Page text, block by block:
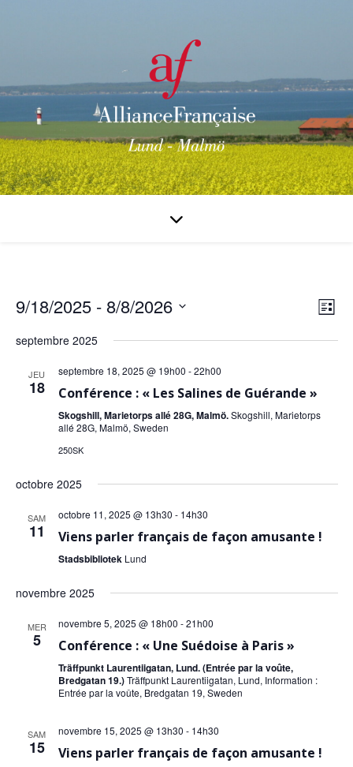
de
Liste
9/18/2025 - 8/8/2026
une
septembre 2025
JEU
18
septembre 18, 2025 @ 19h00 -22h00
Conférence : « Les Salines de Guérande »
Skogshill, Marietorps allé 28G, Malmö.Skogshill, Marietorps
allé 28G, Malmö, Sweden
250SK
octobre 2025
SAM
11
octobre 11, 2025 @ 13h30 - 14h30
Viens parler français de façon amusante !
Stadsbibliotek Lund
novembre 2025
MER
5
novembre 5, 2025 @ 18h00 -21h00
Conférence : « Une Suédoise à Paris »
Träffpunkt Laurentiigatan, Lund. (Entrée par la voûte,
Bredgatan 19.)Träffpunkt Laurentiigatan, Lund, Information :
Entrée par la voûte, Bredgatan 19, Sweden
SAM
15
novembre 15, 2025 @ 13h30 - 14h30
Viens parler français de façon amusante !